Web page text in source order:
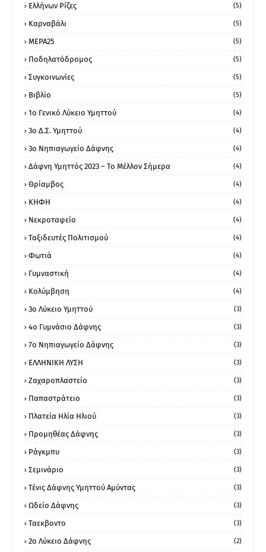
Ελλήνων Ρίζες (5)
Καρναβάλι (5)
ΜΕΡΑ25 (5)
Ποδηλατόδρομος (5)
Συγκοινωνίες (5)
Βιβλίο (5)
1ο Γενικό Λύκειο Υμηττού (4)
3ο Δ.Σ. Υμηττού (4)
3ο Νηπιαγωγείο Δάφνης (4)
Δάφνη Υμηττός 2023 – Το Μέλλον Σήμερα (4)
Θρίαμβος (4)
ΚΗΦΗ (4)
Νεκροταφείο (4)
Ταξιδευτές Πολιτισμού (4)
Φωτιά (4)
Γυμναστική (4)
Κολύμβηση (4)
3ο Λύκειο Υμηττού (3)
4ο Γυμνάσιο Δάφνης (3)
7ο Νηπιαγωγείο Δάφνης (3)
ΕΛΛΗΝΙΚΗ ΛΥΣΗ (3)
Ζαχαροπλαστείο (3)
Παπαστράτειο (3)
Πλατεία Ηλία Ηλιού (3)
Προμηθέας Δάφνης (3)
Ράγκμπυ (3)
Σεμινάριο (3)
Τένις Δάφνης Υμηττού Αμύντας (3)
Ωδείο Δάφνης (3)
Ταεκβοντο (3)
2ο Λύκειο Δάφνης (2)